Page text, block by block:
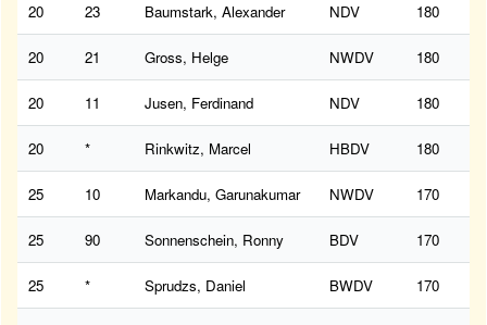
20 23 Baumstark, Alexander NDV 180
20 21 Gross, Helge NWDV 180
20 11 Jusen, Ferdinand NDV 180
20 * Rinkwitz, Marcel HBDV 180
25 10 Markandu, Garunakumar NWDV 170
25 90 Sonnenschein, Ronny BDV 170
25 * Sprudzs, Daniel BWDV 170